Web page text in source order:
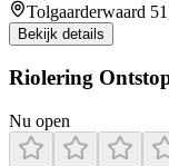
Tolgaarderwaard
Bekijk details
Riolering
Nu open